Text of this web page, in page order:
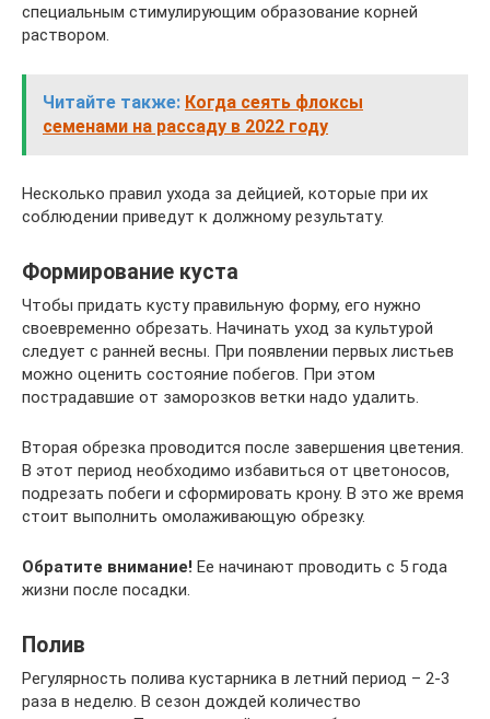
специальным стимулирующим образование корней
раствором.
Читайте также: Когда сеять флоксы
семенами на рассаду в 2022 году
Несколько правил ухода за дейцией, которые при их
соблюдении приведут к должному результату.
Формирование куста
Чтобы придать кусту правильную форму, его нужно
своевременно обрезать. Начинать уход за культурой
следует с ранней весны. При появлении первых листьев
можно оценить состояние побегов. При этом
пострадавшие от заморозков ветки надо удалить.
Вторая обрезка проводится после завершения цветения.
В этот период необходимо избавиться от цветоносов,
подрезать побеги и сформировать крону. В это же время
стоит выполнить омолаживающую обрезку.
Обратите внимание! Ее начинают проводить с 5 года
жизни после посадки.
Полив
Регулярность полива кустарника в летний период – 2-3
раза в неделю. В сезон дождей количество